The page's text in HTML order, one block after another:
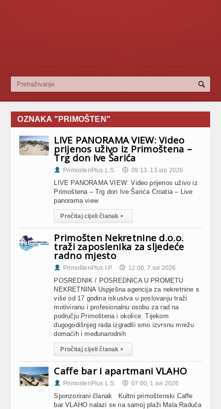
OZNAKA "PRIMOŠTEN"
LIVE PANORAMA VIEW: Video
prijenos uživo iz Primoštena –
Trg don Ive Šarića
PrimostenPlus L.S. 09:13, 13.srp 2026
LIVE PANORAMA VIEW: Video prijenos uživo iz
Primoštena – Trg don Ive Šarića Croatia – Live
panorama view
Pročitaj cijeli članak ▸
Primošten Nekretnine d.o.o.
traži zaposlenika za sljedeće
radno mjesto
PrimoštenPlus I.P. 12:00, 7.svi 2026
POSREDNIK / POSREDNICA U PROMETU
NEKRETNINA Uspješna agencija za nekretnine s
više od 17 godina iskustva u poslovanju traži
motiviranu i profesionalnu osobu za rad na
području Primoštena i okolice. Tijekom
dugogodišnjeg rada izgradili smo izvrsnu mrežu
domaćih i međunarodnih
Pročitaj cijeli članak ▸
Caffe bar i apartmani VLAHO
PrimostenPlus L.S. 07:00, 1.svi 2026
Sponzorirani članak Kultni primoštenski Caffe
bar VLAHO nalazi se na samoj plaži Mala Raduča